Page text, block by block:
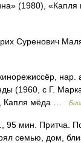
(1980),
Суренович
нар.
(1960, с Г.
Капля мёда …
мин. Притча.
семью, дом,